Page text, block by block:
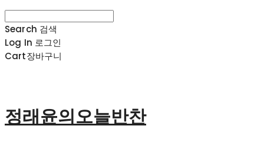
Search 검색
Log In 로그인
Cart장바구니
정래윤의오늘반찬